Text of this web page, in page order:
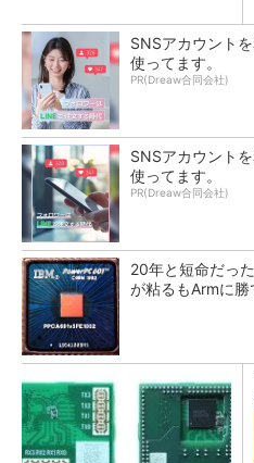
SNSアカウント
使ってます。
PR(Dreaw合同会社)
SNSアカウント
使ってます。
PR(Dreaw合同会社)
20年と短命だっ
が粘るもArmに勝